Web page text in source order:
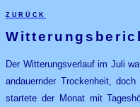
zurück
Der Witterungsverlauf im Juli
andauernder Trockenheit,
startete der Monat mit